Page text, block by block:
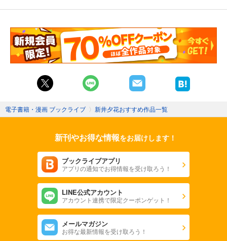
電子書籍・漫画 ブックライブ 〉 新井夕花おすすめ作品一覧
新刊やお得な情報をお届けします！
ブックライブアプリ
アプリの通知でお得情報を受け取ろう！
LINE公式アカウント
アカウント連携で限定クーポンゲット！
メールマガジン
お得な最新情報を受け取ろう！